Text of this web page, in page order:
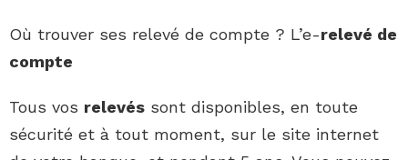
Où trouver ses relevé de compte ? L’e-relevé de
compte
Tous vos relevés sont disponibles, en toute
sécurité et à tout moment, sur le site internet